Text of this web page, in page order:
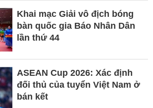
Khai mạc Giải vô địch bóng
bàn quốc gia Báo Nhân Dân
lần thứ 44
ASEAN Cup 2026: Xác định
đối thủ của tuyển Việt Nam ở
bán kết